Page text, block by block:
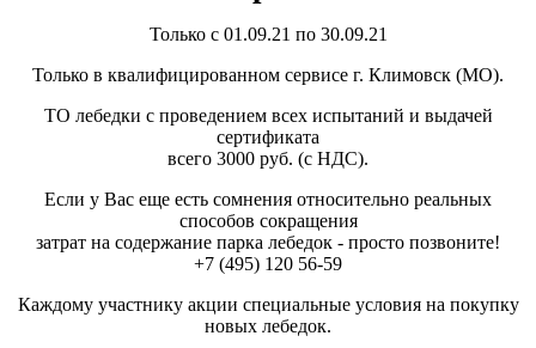
Только с 01.09.21 по 30.09.21
Только в квалифицированном сервисе г. Климовск (МО).
ТО лебедки с проведением всех испытаний и выдачей
сертификата
всего 3000 руб. (с НДС).
Если у Вас еще есть сомнения относительно реальных
способов сокращения
затрат на содержание парка лебедок - просто позвоните!
+7 (495) 120 56-59
Каждому участнику акции специальные условия на покупку
новых лебедок.